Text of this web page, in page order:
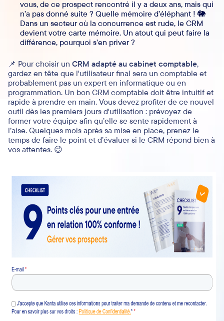
vous, de ce prospect rencontré il y a deux ans, mais qui
n’a pas donné suite ? Quelle mémoire d’éléphant ! 🐘
Dans un secteur où la concurrence est rude, le CRM
devient votre carte mémoire. Un atout qui peut faire la
différence, pourquoi s’en priver ?
📌 Pour choisir un CRM adapté au cabinet comptable,
gardez en tête que l'utilisateur final sera un comptable et
probablement pas un expert en informatique ou en
programmation. Un bon CRM comptable doit être intuitif et
rapide à prendre en main. Vous devez profiter de ce nouvel
outil dès les premiers jours d'utilisation : prévoyez de
former votre équipe afin qu’elle se sente rapidement à
l’aise. Quelques mois après sa mise en place, prenez le
temps de faire le point et d’évaluer si le CRM répond bien à
vos attentes. 😉